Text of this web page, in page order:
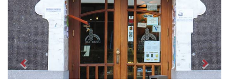
Previous Next